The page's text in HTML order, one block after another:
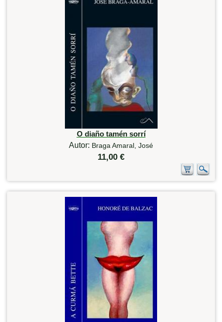
O diaño tamén sorrí
Autor: Braga Amaral, José
11,00 €